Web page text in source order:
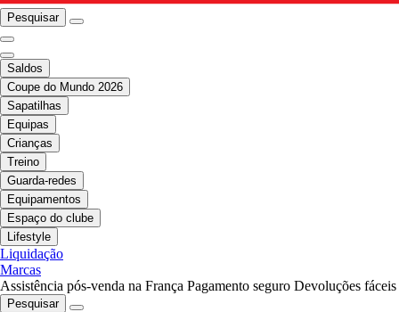
Pesquisar
Saldos
Coupe do Mundo 2026
Sapatilhas
Equipas
Crianças
Treino
Guarda-redes
Equipamentos
Espaço do clube
Lifestyle
Liquidação
Marcas
Assistência pós-venda na França Pagamento seguro Devoluções fáceis
Pesquisar